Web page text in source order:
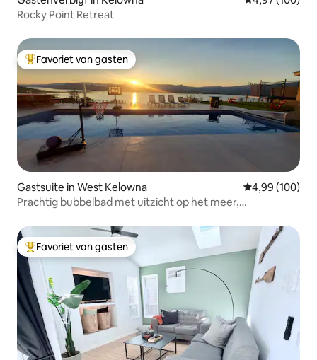
Rocky Point Retreat
Topfavoriet van gasten
Favoriet van gasten
Gastsuite in West Kelowna Gemiddelde
4,99 (100)
Prachtig bubbelbad met uitzicht op het meer,
Topfavoriet van gasten
Favoriet van gasten